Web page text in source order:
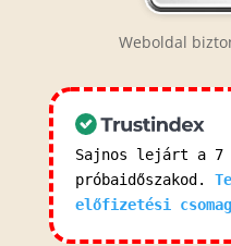
Weboldal
Sajnos lejárt a 7
próbaidőszakod.
előfizetési